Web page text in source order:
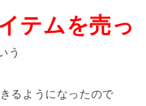
テムを売っ
う
るようになったので